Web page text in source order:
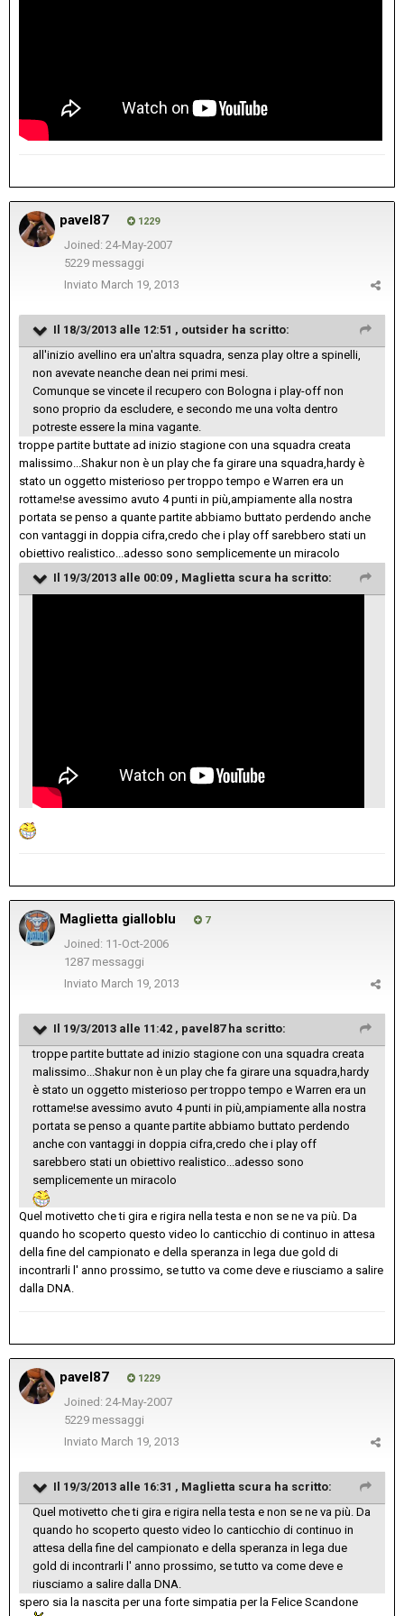
pavel87 1229
Joined: 24-May-2007
5229 messaggi
Inviato March 19, 2013
Il 18/3/2013 alle 12:51 , outsider ha scritto:
all'inizio avellino era un'altra squadra, senza play oltre a spinelli,
non avevate neanche dean nei primi mesi.
Comunque se vincete il recupero con Bologna i play-off non
sono proprio da escludere, e secondo me una volta dentro
potreste essere la mina vagante.
troppe partite buttate ad inizio stagione con una squadra creata
malissimo...Shakur non è un play che fa girare una squadra,hardy è
stato un oggetto misterioso per troppo tempo e Warren era un
rottame!se avessimo avuto 4 punti in più,ampiamente alla nostra
portata se penso a quante partite abbiamo buttato perdendo anche
con vantaggi in doppia cifra,credo che i play off sarebbero stati un
obiettivo realistico...adesso sono semplicemente un miracolo
Il 19/3/2013 alle 00:09 , Maglietta scura ha scritto:
Maglietta gialloblu 7
Joined: 11-Oct-2006
1287 messaggi
Inviato March 19, 2013
Il 19/3/2013 alle 11:42 , pavel87 ha scritto:
troppe partite buttate ad inizio stagione con una squadra creata
malissimo...Shakur non è un play che fa girare una squadra,hardy
è stato un oggetto misterioso per troppo tempo e Warren era un
rottame!se avessimo avuto 4 punti in più,ampiamente alla nostra
portata se penso a quante partite abbiamo buttato perdendo
anche con vantaggi in doppia cifra,credo che i play off
sarebbero stati un obiettivo realistico...adesso sono
semplicemente un miracolo
Quel motivetto che ti gira e rigira nella testa e non se ne va più. Da
quando ho scoperto questo video lo canticchio di continuo in attesa
della fine del campionato e della speranza in lega due gold di
incontrarli l' anno prossimo, se tutto va come deve e riusciamo a salire
dalla DNA.
pavel87 1229
Joined: 24-May-2007
5229 messaggi
Inviato March 19, 2013
Il 19/3/2013 alle 16:31 , Maglietta scura ha scritto:
Quel motivetto che ti gira e rigira nella testa e non se ne va più. Da
quando ho scoperto questo video lo canticchio di continuo in
attesa della fine del campionato e della speranza in lega due
gold di incontrarli l' anno prossimo, se tutto va come deve e
riusciamo a salire dalla DNA.
spero sia la nascita per una forte simpatia per la Felice Scandone